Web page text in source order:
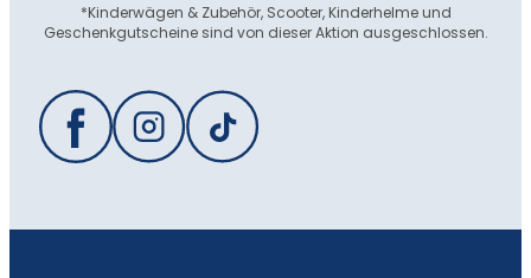
*Kinderwägen & Zubehör, Scooter, Kinderhelme und
Geschenkgutscheine sind von dieser Aktion ausgeschlossen.